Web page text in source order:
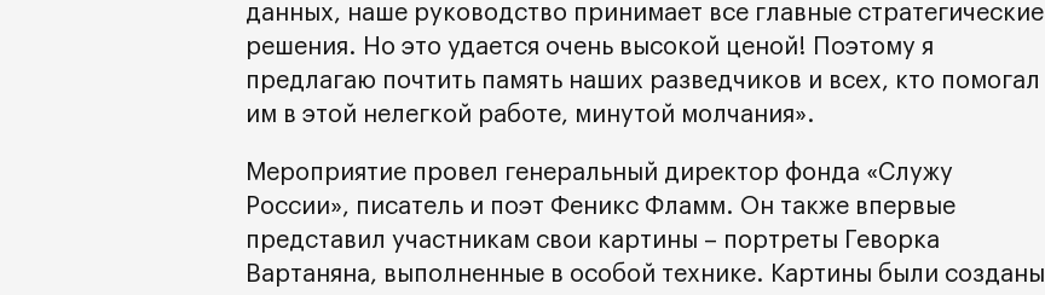
данных, наше руководство принимает все главные стратегические
решения. Но это удается очень высокой ценой! Поэтому я
предлагаю почтить память наших разведчиков и всех, кто помогал
им в этой нелегкой работе, минутой молчания».
Мероприятие провел генеральный директор фонда «Служу
России», писатель и поэт Феникс Фламм. Он также впервые
представил участникам свои картины – портреты Геворка
Вартаняна, выполненные в особой технике. Картины были созданы